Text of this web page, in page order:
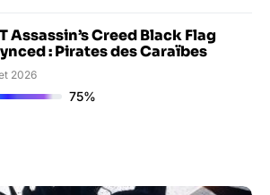
Assassin’s Creed Black Flag
: Pirates des Caraïbes
2026
75%